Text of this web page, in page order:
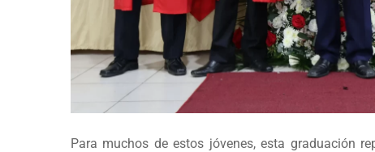
Para muchos de estos jóvenes, esta graduación